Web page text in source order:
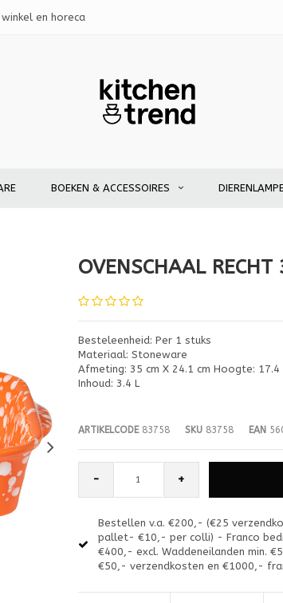
en horeca
BOEKEN & ACCESSOIRES
OVENSCHAAL
Besteleenheid: Per 1 stuks
Materiaal: Stoneware
Afmeting: 35 cm X 24.1 cm Hoogte: 17.4
Inhoud: 3.4 L
ARTIKELCODE83758 SKU83758 EAN
- +
Bestellen v.a. €200,- (€25
pallet- €10,- per colli) - Franco
€400,- excl. Waddeneilanden min.
€50,- verzendkosten en €1000,-